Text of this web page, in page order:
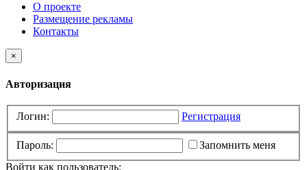
О проекте
Размещение рекламы
Контакты
×
Авторизация
Логин: Регистрация
Пароль:
Запомнить меня
Войти как пользователь: